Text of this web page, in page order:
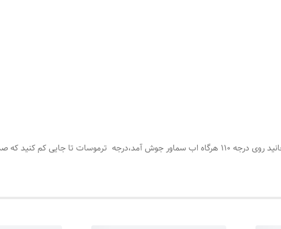
وقتی دوشاخه به برق زده شود ، سپس ترموسات را به جهت عقربه های ساعت بچرخانید روی درجه 110 هرگاه اب سماور جوش آمد،درجه